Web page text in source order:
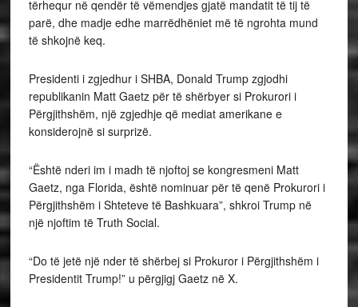
tërhequr në qendër të vëmendjes gjatë mandatit të tij të
parë, dhe madje edhe marrëdhëniet më të ngrohta mund
të shkojnë keq.
Presidenti i zgjedhur i SHBA, Donald Trump zgjodhi
republikanin Matt Gaetz për të shërbyer si Prokurori i
Përgjithshëm, një zgjedhje që mediat amerikane e
konsiderojnë si surprizë.
“Është nderi im i madh të njoftoj se kongresmeni Matt
Gaetz, nga Florida, është nominuar për të qenë Prokurori i
Përgjithshëm i Shteteve të Bashkuara”, shkroi Trump në
një njoftim të Truth Social.
“Do të jetë një nder të shërbej si Prokuror i Përgjithshëm i
Presidentit Trump!” u përgjigj Gaetz në X.